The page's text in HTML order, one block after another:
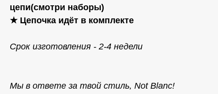
цепи(смотри наборы)
★ Цепочка идёт в комплекте
Срок изготовления - 2-4 недели
Мы в ответе за твой стиль, Not Blanc!